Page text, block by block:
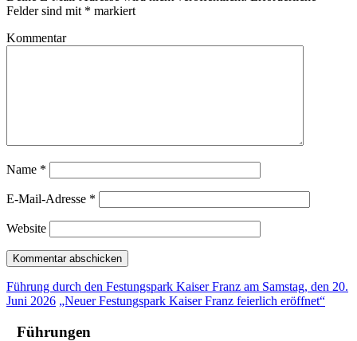
Felder sind mit * markiert
Kommentar
Name *
E-Mail-Adresse *
Website
Führung durch den Festungspark Kaiser Franz am Samstag, den 20.
Juni 2026 „Neuer Festungspark Kaiser Franz feierlich eröffnet“
Führungen